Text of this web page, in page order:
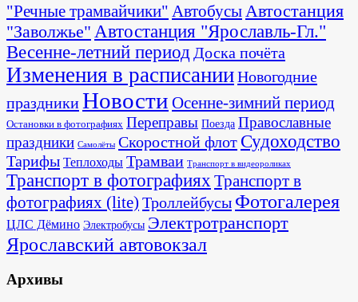
"Речные трамвайчики" АвтобусыАвтостанция
"Заволжье" Автостанция "Ярославль-Гл."
Весенне-летний период Доска почёта
Изменения в расписанииНовогодние
праздникиНовости Осенне-зимний период
Остановки в фотографиях Переправы Поезда Православные
праздники Самолёты Скоростной флот Судоходство
Тарифы Теплоходы Трамваи Транспорт в видеороликах
Транспорт в фотографияхТранспорт в
фотографиях (lite) Троллейбусы Фотогалерея
ЦЛС Дёмино Электробусы Электротранспорт
Ярославский автовокзал
Архивы